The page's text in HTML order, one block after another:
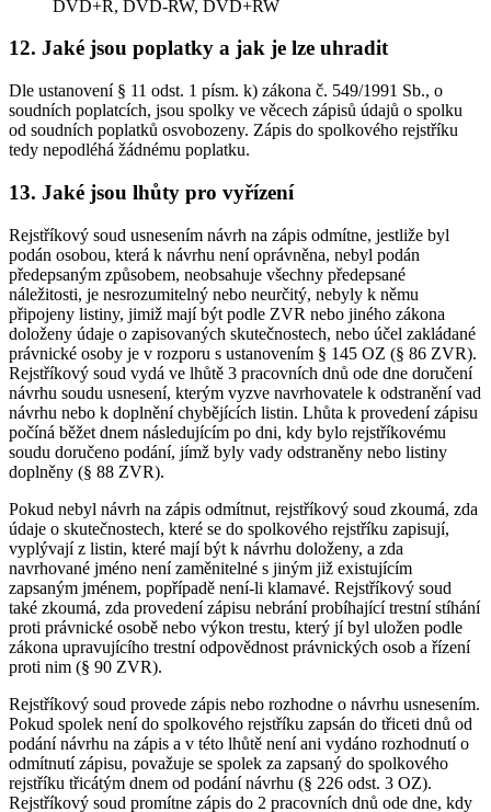
DVD+R, DVD-RW, DVD+RW
12. Jaké jsou poplatky a jak je lze uhradit
Dle ustanovení § 11 odst. 1 písm. k) zákona č. 549/1991 Sb., o
soudních poplatcích, jsou spolky ve věcech zápisů údajů o spolku
od soudních poplatků osvobozeny. Zápis do spolkového rejstříku
tedy nepodléhá žádnému poplatku.
13. Jaké jsou lhůty pro vyřízení
Rejstříkový soud usnesením návrh na zápis odmítne, jestliže byl
podán osobou, která k návrhu není oprávněna, nebyl podán
předepsaným způsobem, neobsahuje všechny předepsané
náležitosti, je nesrozumitelný nebo neurčitý, nebyly k němu
připojeny listiny, jimiž mají být podle ZVR nebo jiného zákona
doloženy údaje o zapisovaných skutečnostech, nebo účel zakládané
právnické osoby je v rozporu s ustanovením § 145 OZ (§ 86 ZVR).
Rejstříkový soud vydá ve lhůtě 3 pracovních dnů ode dne doručení
návrhu soudu usnesení, kterým vyzve navrhovatele k odstranění vad
návrhu nebo k doplnění chybějících listin. Lhůta k provedení zápisu
počíná běžet dnem následujícím po dni, kdy bylo rejstříkovému
soudu doručeno podání, jímž byly vady odstraněny nebo listiny
doplněny (§ 88 ZVR).
Pokud nebyl návrh na zápis odmítnut, rejstříkový soud zkoumá, zda
údaje o skutečnostech, které se do spolkového rejstříku zapisují,
vyplývají z listin, které mají být k návrhu doloženy, a zda
navrhované jméno není zaměnitelné s jiným již existujícím
zapsaným jménem, popřípadě není-li klamavé. Rejstříkový soud
také zkoumá, zda provedení zápisu nebrání probíhající trestní stíhání
proti právnické osobě nebo výkon trestu, který jí byl uložen podle
zákona upravujícího trestní odpovědnost právnických osob a řízení
proti nim (§ 90 ZVR).
Rejstříkový soud provede zápis nebo rozhodne o návrhu usnesením.
Pokud spolek není do spolkového rejstříku zapsán do třiceti dnů od
podání návrhu na zápis a v této lhůtě není ani vydáno rozhodnutí o
odmítnutí zápisu, považuje se spolek za zapsaný do spolkového
rejstříku třicátým dnem od podání návrhu (§ 226 odst. 3 OZ).
Rejstříkový soud promítne zápis do 2 pracovních dnů ode dne, kdy